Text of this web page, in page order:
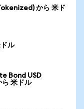
から 米ド
ル
Bond USD
米ドル